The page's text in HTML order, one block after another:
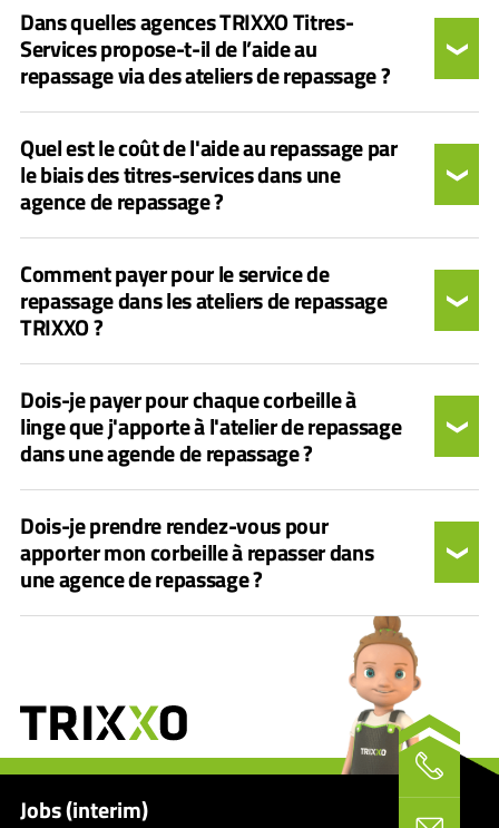
Dans quelles agences TRIXXO Titres-
Services propose-t-il de l’aide au
repassage via des ateliers de repassage ?
Quel est le coût de l'aide au repassage par
le biais des titres-services dans une
agence de repassage ?
Comment payer pour le service de
repassage dans les ateliers de repassage
TRIXXO ?
Dois-je payer pour chaque corbeille à
linge que j'apporte à l'atelier de repassage
dans une agende de repassage ?
Dois-je prendre rendez-vous pour
apporter mon corbeille à repasser dans
une agence de repassage ?
Jobs (interim)